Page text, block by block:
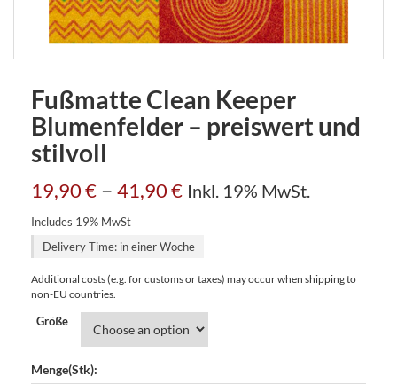
Fußmatte Clean Keeper
Blumenfelder – preiswert und
stilvoll
19,90€ – 41,90€ Inkl. 19% MwSt.
Includes 19% MwSt
Delivery Time: in einer Woche
Additional costs (e.g. for customs or taxes) may occur when shipping to
non-EU countries.
Größe
Menge(Stk):